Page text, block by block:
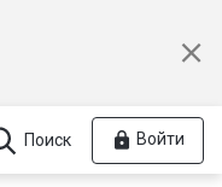
Поиск Войти